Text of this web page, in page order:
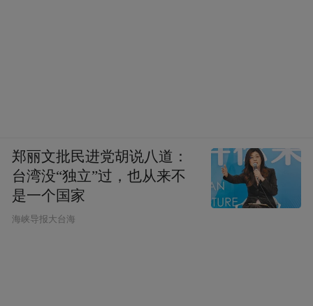
郑丽文批民进党胡说八道：
台湾没“独立”过，也从来不
是一个国家
​海峡导报大台海